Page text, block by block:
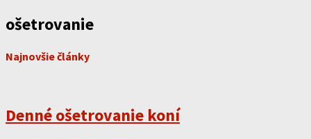
ošetrovanie
Najnovšie články
Denné ošetrovanie koní